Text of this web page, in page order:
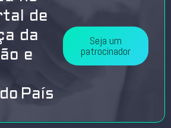
de
da
e
País
Seja um
patrocinador